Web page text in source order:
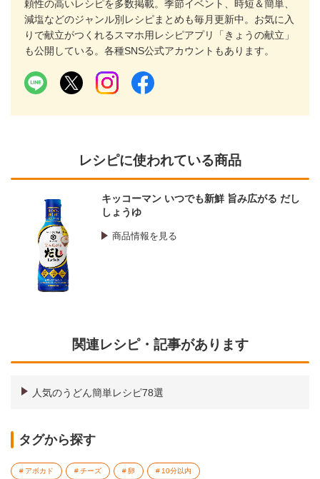
頼性の高いレシピを多数掲載。季節イベント、時短＆簡単、
減塩などのジャンル別レシピまとめも毎月更新中。お気に入
りで献立がつくれるスマホ用レシピアプリ「きょうの献立」
も公開している。各種SNS公式アカウントもあります。
レシピに使われている商品
キッコーマン いつでも新鮮 旨み広がる だし
しょうゆ
商品情報を見る
関連レシピ・記事があります
人気のうどん簡単レシピ78選
タグから探す
アボカド チーズ 卵 10分以内